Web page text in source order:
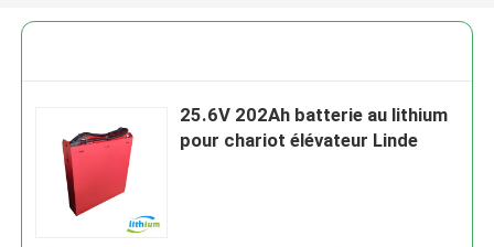
25.6V 202Ah batterie au lithium
pour chariot élévateur Linde